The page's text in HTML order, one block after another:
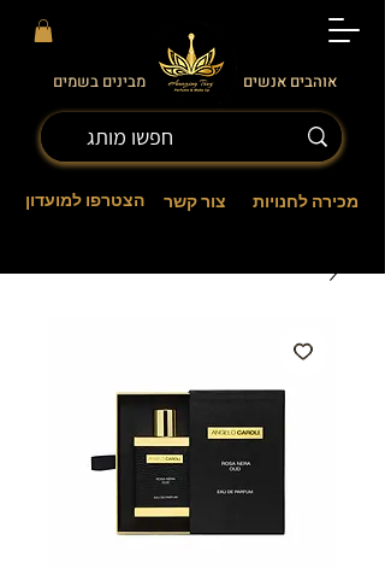
מבינים בשמים אוהבים אנשים
הצטרפו למועדון צור קשר מכירה לחנויות